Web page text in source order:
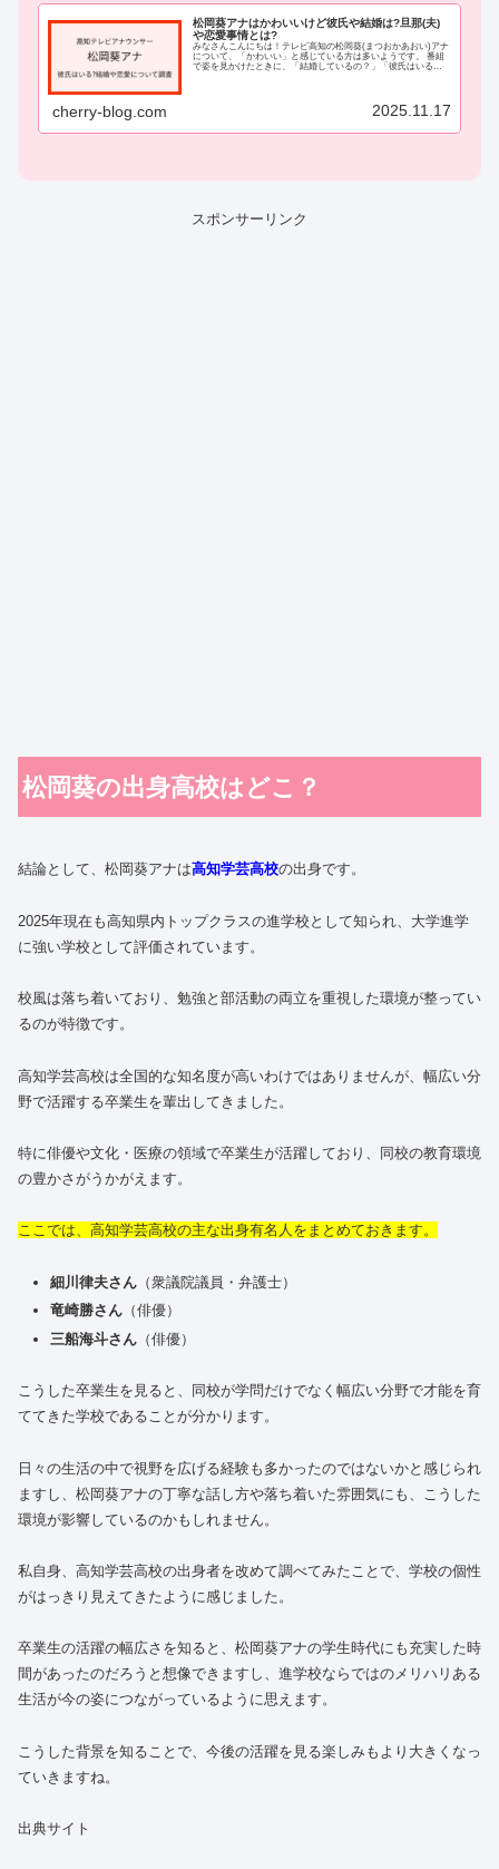
松岡葵アナはかわいいけど彼氏や結婚は?旦那(夫)
や恋愛事情とは?
みなさんこんにちは！テレビ高知の松岡葵(まつおかあおい)アナ
について、「かわいい」と感じている方は多いようです。 番組
で姿を見かけたときに、「結婚しているの？」「彼氏はいるの
cherry-blog.com 2025.11.17
スポンサーリンク
松岡葵の出身高校はどこ？
結論として、松岡葵アナは高知学芸高校の出身です。
2025年現在も高知県内トップクラスの進学校として知られ、大学進学
に強い学校として評価されています。
校風は落ち着いており、勉強と部活動の両立を重視した環境が整ってい
るのが特徴です。
高知学芸高校は全国的な知名度が高いわけではありませんが、幅広い分
野で活躍する卒業生を輩出してきました。
特に俳優や文化・医療の領域で卒業生が活躍しており、同校の教育環境
の豊かさがうかがえます。
ここでは、高知学芸高校の主な出身有名人をまとめておきます。
細川律夫さん（衆議院議員・弁護士）
竜崎勝さん（俳優）
三船海斗さん（俳優）
こうした卒業生を見ると、同校が学問だけでなく幅広い分野で才能を育
ててきた学校であることが分かります。
日々の生活の中で視野を広げる経験も多かったのではないかと感じられ
ますし、松岡葵アナの丁寧な話し方や落ち着いた雰囲気にも、こうした
環境が影響しているのかもしれません。
私自身、高知学芸高校の出身者を改めて調べてみたことで、学校の個性
がはっきり見えてきたように感じました。
卒業生の活躍の幅広さを知ると、松岡葵アナの学生時代にも充実した時
間があったのだろうと想像できますし、進学校ならではのメリハリある
生活が今の姿につながっているように思えます。
こうした背景を知ることで、今後の活躍を見る楽しみもより大きくなっ
ていきますね。
出典サイト